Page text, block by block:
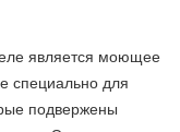
является моющее
специально для
подвержены